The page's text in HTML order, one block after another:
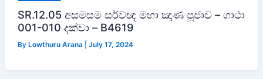
SR.12.05 අසමසම සර්වඥ මහා ඤාණ පූජාව – ගාථා
001-010 දක්වා – B4619
By Lowthuru Arana July 17, 2024